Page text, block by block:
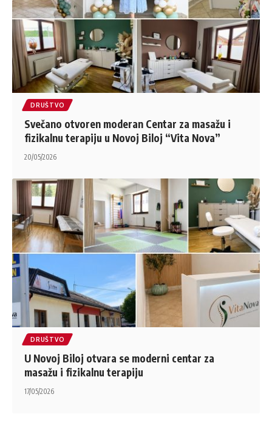
DRUŠTVO
Svečano otvoren moderan Centar za masažu i
fizikalnu terapiju u Novoj Biloj “Vita Nova”
20/05/2026
DRUŠTVO
U Novoj Biloj otvara se moderni centar za
masažu i fizikalnu terapiju
17/05/2026